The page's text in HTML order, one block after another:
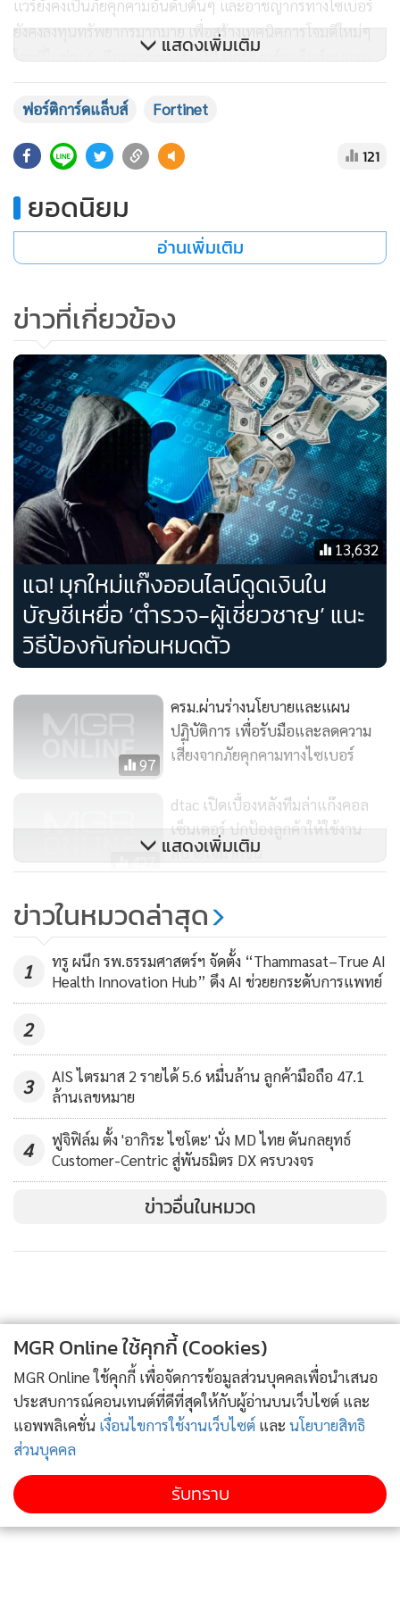
แวร์ยังคงเป็นภัยคุกคามอันดับต้นๆ และอาชญากรทางไซเบอร์
ยังคงลงทุนทรัพยากรมากมาย เพื่อสร้างเทคนิคการโจมตีใหม่ๆ
โดยที่ในช่วง 6 เดือนแรกของต้นปีนี้ ฟอร์ติการ์ดแล็บส์พบแรน
ซัมแวร์ทั้งหมด 10,666 สายพันธุ์ เทียบกับ 5,400 สายพันธุ์ในช่วง
6 เดือนหลังของปีที่แล้ว หมายถึงการเติบโตเกือบ 100% ในระยะ
อุตสาหกรรมอาชญากร ส่งผลให้องค์กรต่างๆ จำเป็นต้องคำนึงถึง
ทั้งนี้ ในการป้องกันแรนซัมแวร์ องค์กรในทุกอุตสาหกรรมใน
ทุกขนาดจำเป็นต้องมีแนวนโยบายเชิงรุก สิ่งที่สำคัญคือควรมี
ควบคู่ไปกับโครงสร้างประเภทที่มีความวางใจเป็นศูนย์ (ZTNA)
พร้อมการตรวจจับและตอบสนองปลายทางขั้นสูง (EDR)
นอกจากนี้ เทรนด์ของภัย Exploit ชี้ว่าอุปกรณ์ปลายทางและ
อุปกรณ์ประเภทโอทียังคงเป็นเป้าหมายที่หลีกเลี่ยงไม่ได้ การ
หลอมรวมกันทางดิจิทัลของไอทีและโอทีรวมทั้งอุปกรณ์ปลาย
ทางของการใช้งานแบบ WFA ยังคงเป็นจุดอ่อนให้ถูกโจมตี ผู้
ประสงค์ร้ายได้ใช้วิธีเจาะระบบผ่านช่องโหว่ (Exploit) ที่มีอยู่
จำนวนมากที่พบในอุปกรณ์ปลายทาง เมื่อพบการใช้ที่ไม่ได้รับ
เจาะลึกเข้าไปในเครือข่ายขององค์กร เช่น ช่องโหว่การปลอม
แปลง (CVE 2022-26925) ซึ่งพบว่ามีปริมาณมาก เช่นเดียวกับ
ช่องโหว่การเรียกใช้โค้ดจากระยะไกล (CVE 2022-26937)
จับของอุปกรณ์ปลายเผยให้เห็นเส้นทางที่ผู้ประสงค์ร้ายพยายาม
เข้าถึงระบบอย่างต่อเนื่องโดยรุกที่ช่องโหว่ทั้งเก่าและใหม่ให้มาก
สุด ยิ่งไปกว่านั้น เมื่อมองไปที่เทรนด์ช่องโหว่ในระบบโอที พบว่า
อุปกรณ์และแพลตฟอร์มหลากหลายประเภทถูกเจาะโดยอาศัย
ช่องโหว่ของระบบด้วยเช่นกัน ซึ่งแสดงให้เห็นถึงความเป็นจริงที่
ว่าการหลอมรวมกันของไอที และโอทีที่มีเพิ่มขึ้นจะเป็นเป้าหมาย
ถูกคุกคามมากขึ้น ทั้งนี้ เทคโนโลยีที่ป้องกันอุปกรณ์ปลายทาง
มีประสิทธิภาพในช่วงเริ่มต้นของการคุกคาม
ความเสี่ยงทางดิจิทัล (Digital risk protection service : DRPS)
ช่วยประเมินภัยคุกคามที่เกิดภายนอก ค้นหาและแก้ไขปัญหา
ด้านความปลอดภัย และช่วยให้ได้รับข้อมูลภัยคุกคามที่กำลังเกิด
ขึ้นและที่กำลังจะเกิดขึ้นในเชิงลึกได้ดีอีกด้วย
แสดงเพิ่มเติม
ฟอร์ติการ์ดแล็บส์ Fortinet
121
ยอดนิยม
อ่านเพิ่มเติม
ข่าวที่เกี่ยวข้อง
13,632
แฉ! มุกใหม่แก๊งออนไลน์ดูดเงินใน
บัญชีเหยื่อ ‘ตำรวจ-ผู้เชี่ยวชาญ’ แนะ
วิธีป้องกันก่อนหมดตัว
97
ครม.ผ่านร่างนโยบายและแผน
ปฏิบัติการ เพื่อรับมือและลดความ
เสี่ยงจากภัยคุกคามทางไซเบอร์
427
dtac เปิดเบื้องหลังทีมล่าแก๊งคอล
เซ็นเตอร์ ปกป้องลูกค้าให้ใช้งาน
สบายใจมากขึ้น
81
จากการสำรวจเคยถูกแรนซัมแวร์
โจมตี
แสดงเพิ่มเติม
ข่าวในหมวดล่าสุด
1
ทรู ผนึก รพ.ธรรมศาสตร์ฯ จัดตั้ง “Thammasat–True AI
Health Innovation Hub” ดึง AI ช่วยยกระดับการแพทย์
2
3
AIS ไตรมาส 2 รายได้ 5.6 หมื่นล้าน ลูกค้ามือถือ 47.1
ล้านเลขหมาย
4
ฟูจิฟิล์ม ตั้ง 'อากิระ ไซโตะ' นั่ง MD ไทย ดันกลยุทธ์
Customer-Centric สู่พันธมิตร DX ครบวงจร
ข่าวอื่นในหมวด
MGR Online ใช้คุกกี้ (Cookies)
MGR Online ใช้คุกกี้ เพื่อจัดการข้อมูลส่วนบุคคลเพื่อนำเสนอ
ประสบการณ์คอนเทนต์ที่ดีที่สุดให้กับผู้อ่านบนเว็บไซต์ และ
แอพพลิเคชั่น เงื่อนไขการใช้งานเว็บไซต์ และ นโยบายสิทธิ
ส่วนบุคคล
รับทราบ